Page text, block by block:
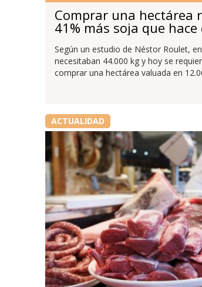
Comprar una hectárea
41% más soja que
Según un estudio de Néstor Roulet,
necesitaban 44.000 kg y hoy se
comprar una hectárea valuada en
ACTUALIDAD